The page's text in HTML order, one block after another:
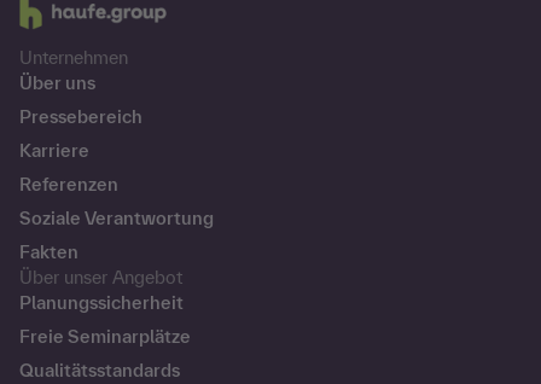
Unternehmen
Über uns
Pressebereich
Karriere
Referenzen
Soziale Verantwortung
Fakten
Über unser Angebot
Planungssicherheit
Freie Seminarplätze
Qualitätsstandards